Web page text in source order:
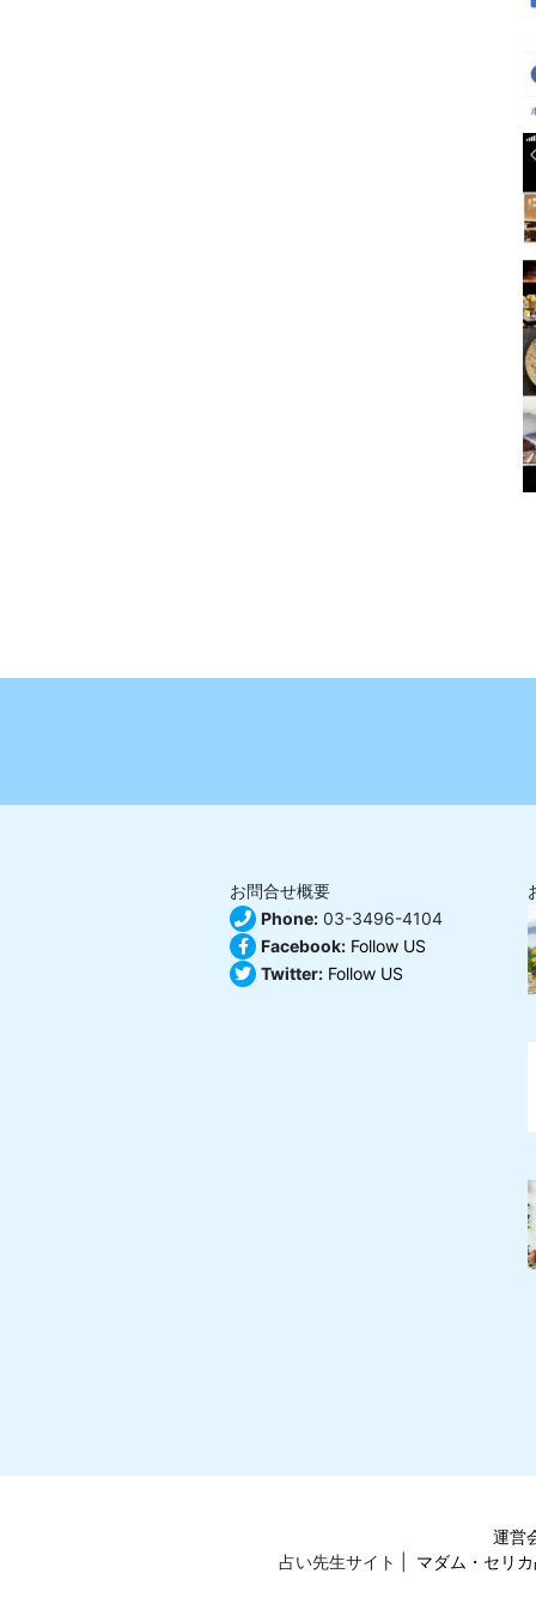
お問合せ概要
Phone: 03-3496-4104
Facebook: Follow US
Twitter: Follow US
運営
占い先生サイト | マダム・セリ